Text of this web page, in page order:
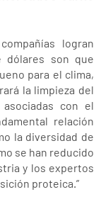
logran
dólares son que
para el clima,
la limpieza del
con el
relación
la diversidad de
se han reducido
y los expertos
proteica.”